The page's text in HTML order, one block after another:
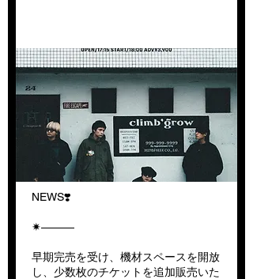
NEWS❣️
✷———
早期完売を受け、機材スペースを開放
し、少数枚のチケットを追加販売いた